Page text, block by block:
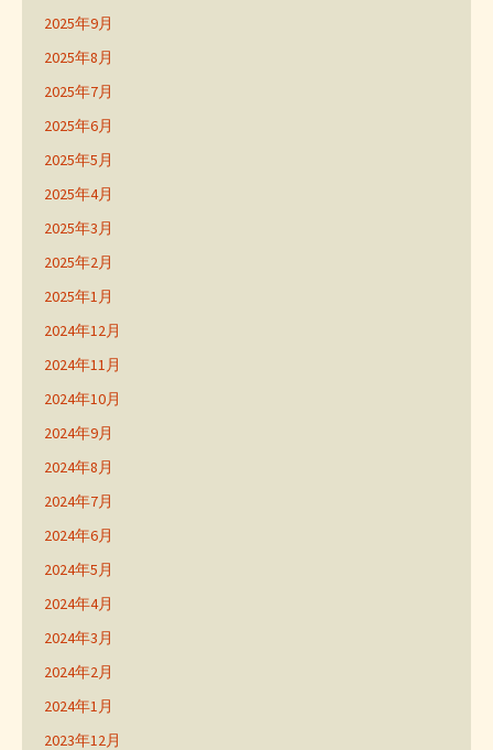
2025年9月
2025年8月
2025年7月
2025年6月
2025年5月
2025年4月
2025年3月
2025年2月
2025年1月
2024年12月
2024年11月
2024年10月
2024年9月
2024年8月
2024年7月
2024年6月
2024年5月
2024年4月
2024年3月
2024年2月
2024年1月
2023年12月